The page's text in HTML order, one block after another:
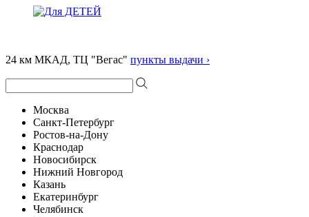
24 км МКАД, ТЦ "Вегас" пункты выдачи ›
Москва
Санкт-Петербург
Ростов-на-Дону
Краснодар
Новосибирск
Нижний Новгород
Казань
Екатеринбург
Челябинск